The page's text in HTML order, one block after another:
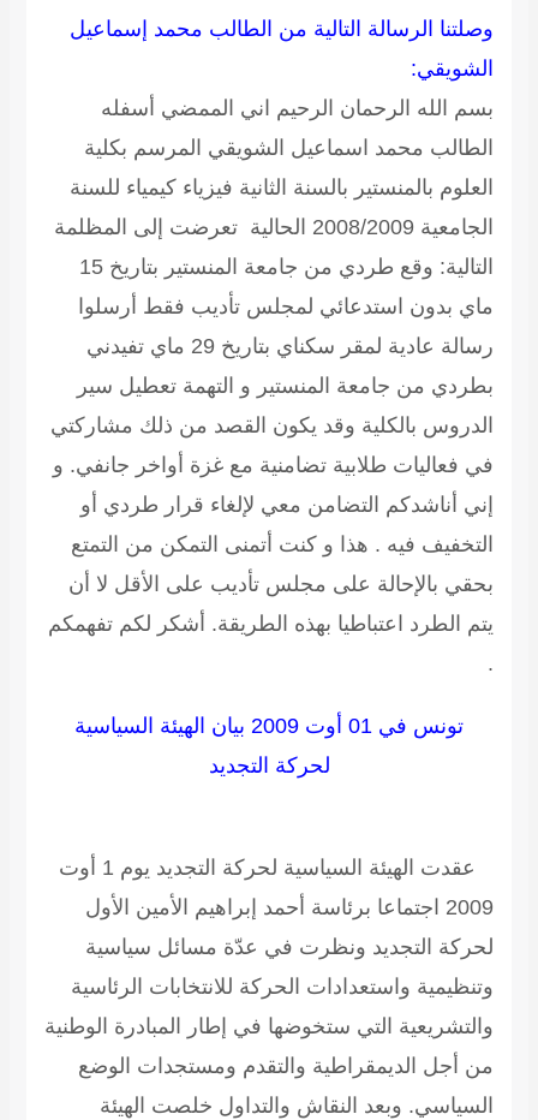
وصلتنا الرسالة التالية من الطالب محمد إسماعيل
الشويقي:
بسم الله الرحمان الرحيم اني الممضي أسفله
الطالب محمد اسماعيل الشويقي المرسم بكلية
العلوم بالمنستير بالسنة الثانية فيزياء كيمياء للسنة
الجامعية 2008/2009 الحالية تعرضت إلى المظلمة
التالية: وقع طردي من جامعة المنستير بتاريخ 15
ماي بدون استدعائي لمجلس تأديب فقط أرسلوا
رسالة عادية لمقر سكناي بتاريخ 29 ماي تفيدني
بطردي من جامعة المنستير و التهمة تعطيل سير
الدروس بالكلية وقد يكون القصد من ذلك مشاركتي
في فعاليات طلابية تضامنية مع غزة أواخر جانفي. و
إني أناشدكم التضامن معي لإلغاء قرار طردي أو
التخفيف فيه . هذا و كنت أتمنى التمكن من التمتع
بحقي بالإحالة على مجلس تأديب على الأقل لا أن
يتم الطرد اعتباطيا بهذه الطريقة. أشكر لكم تفهمكم
.
تونس في 01 أوت 2009
بيان الهيئة السياسية
لحركة التجديد
عقدت الهيئة السياسية لحركة التجديد يوم 1 أوت
2009 اجتماعا برئاسة أحمد إبراهيم الأمين الأول
لحركة التجديد ونظرت في عدّة مسائل سياسية
وتنظيمية واستعدادات الحركة للانتخابات الرئاسية
والتشريعية التي ستخوضها في إطار المبادرة الوطنية
من أجل الديمقراطية والتقدم ومستجدات الوضع
السياسي. وبعد النقاش والتداول خلصت الهيئة